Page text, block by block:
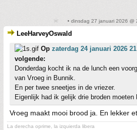
• dinsdag 27 januari 2026 @
LeeHarveyOswald
Op zaterdag 24 januari 2026
volgende:
Donderdag kocht ik na de lunch een
van Vroeg in Bunnik.
En per twee sneetjes in de vriezer.
Eigenlijk had ik gelijk drie broden moeten
Vroeg maakt mooi brood ja. En lekker
La derecha oprime, la izquierda libera